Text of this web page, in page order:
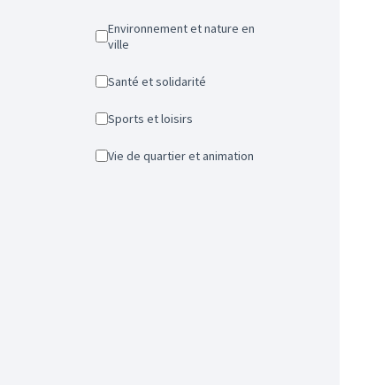
Environnement et nature en
ville
Santé et solidarité
Sports et loisirs
Vie de quartier et animation